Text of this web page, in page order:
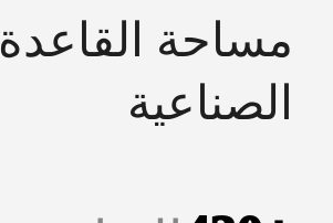
مساحة القاعدة
الصناعية